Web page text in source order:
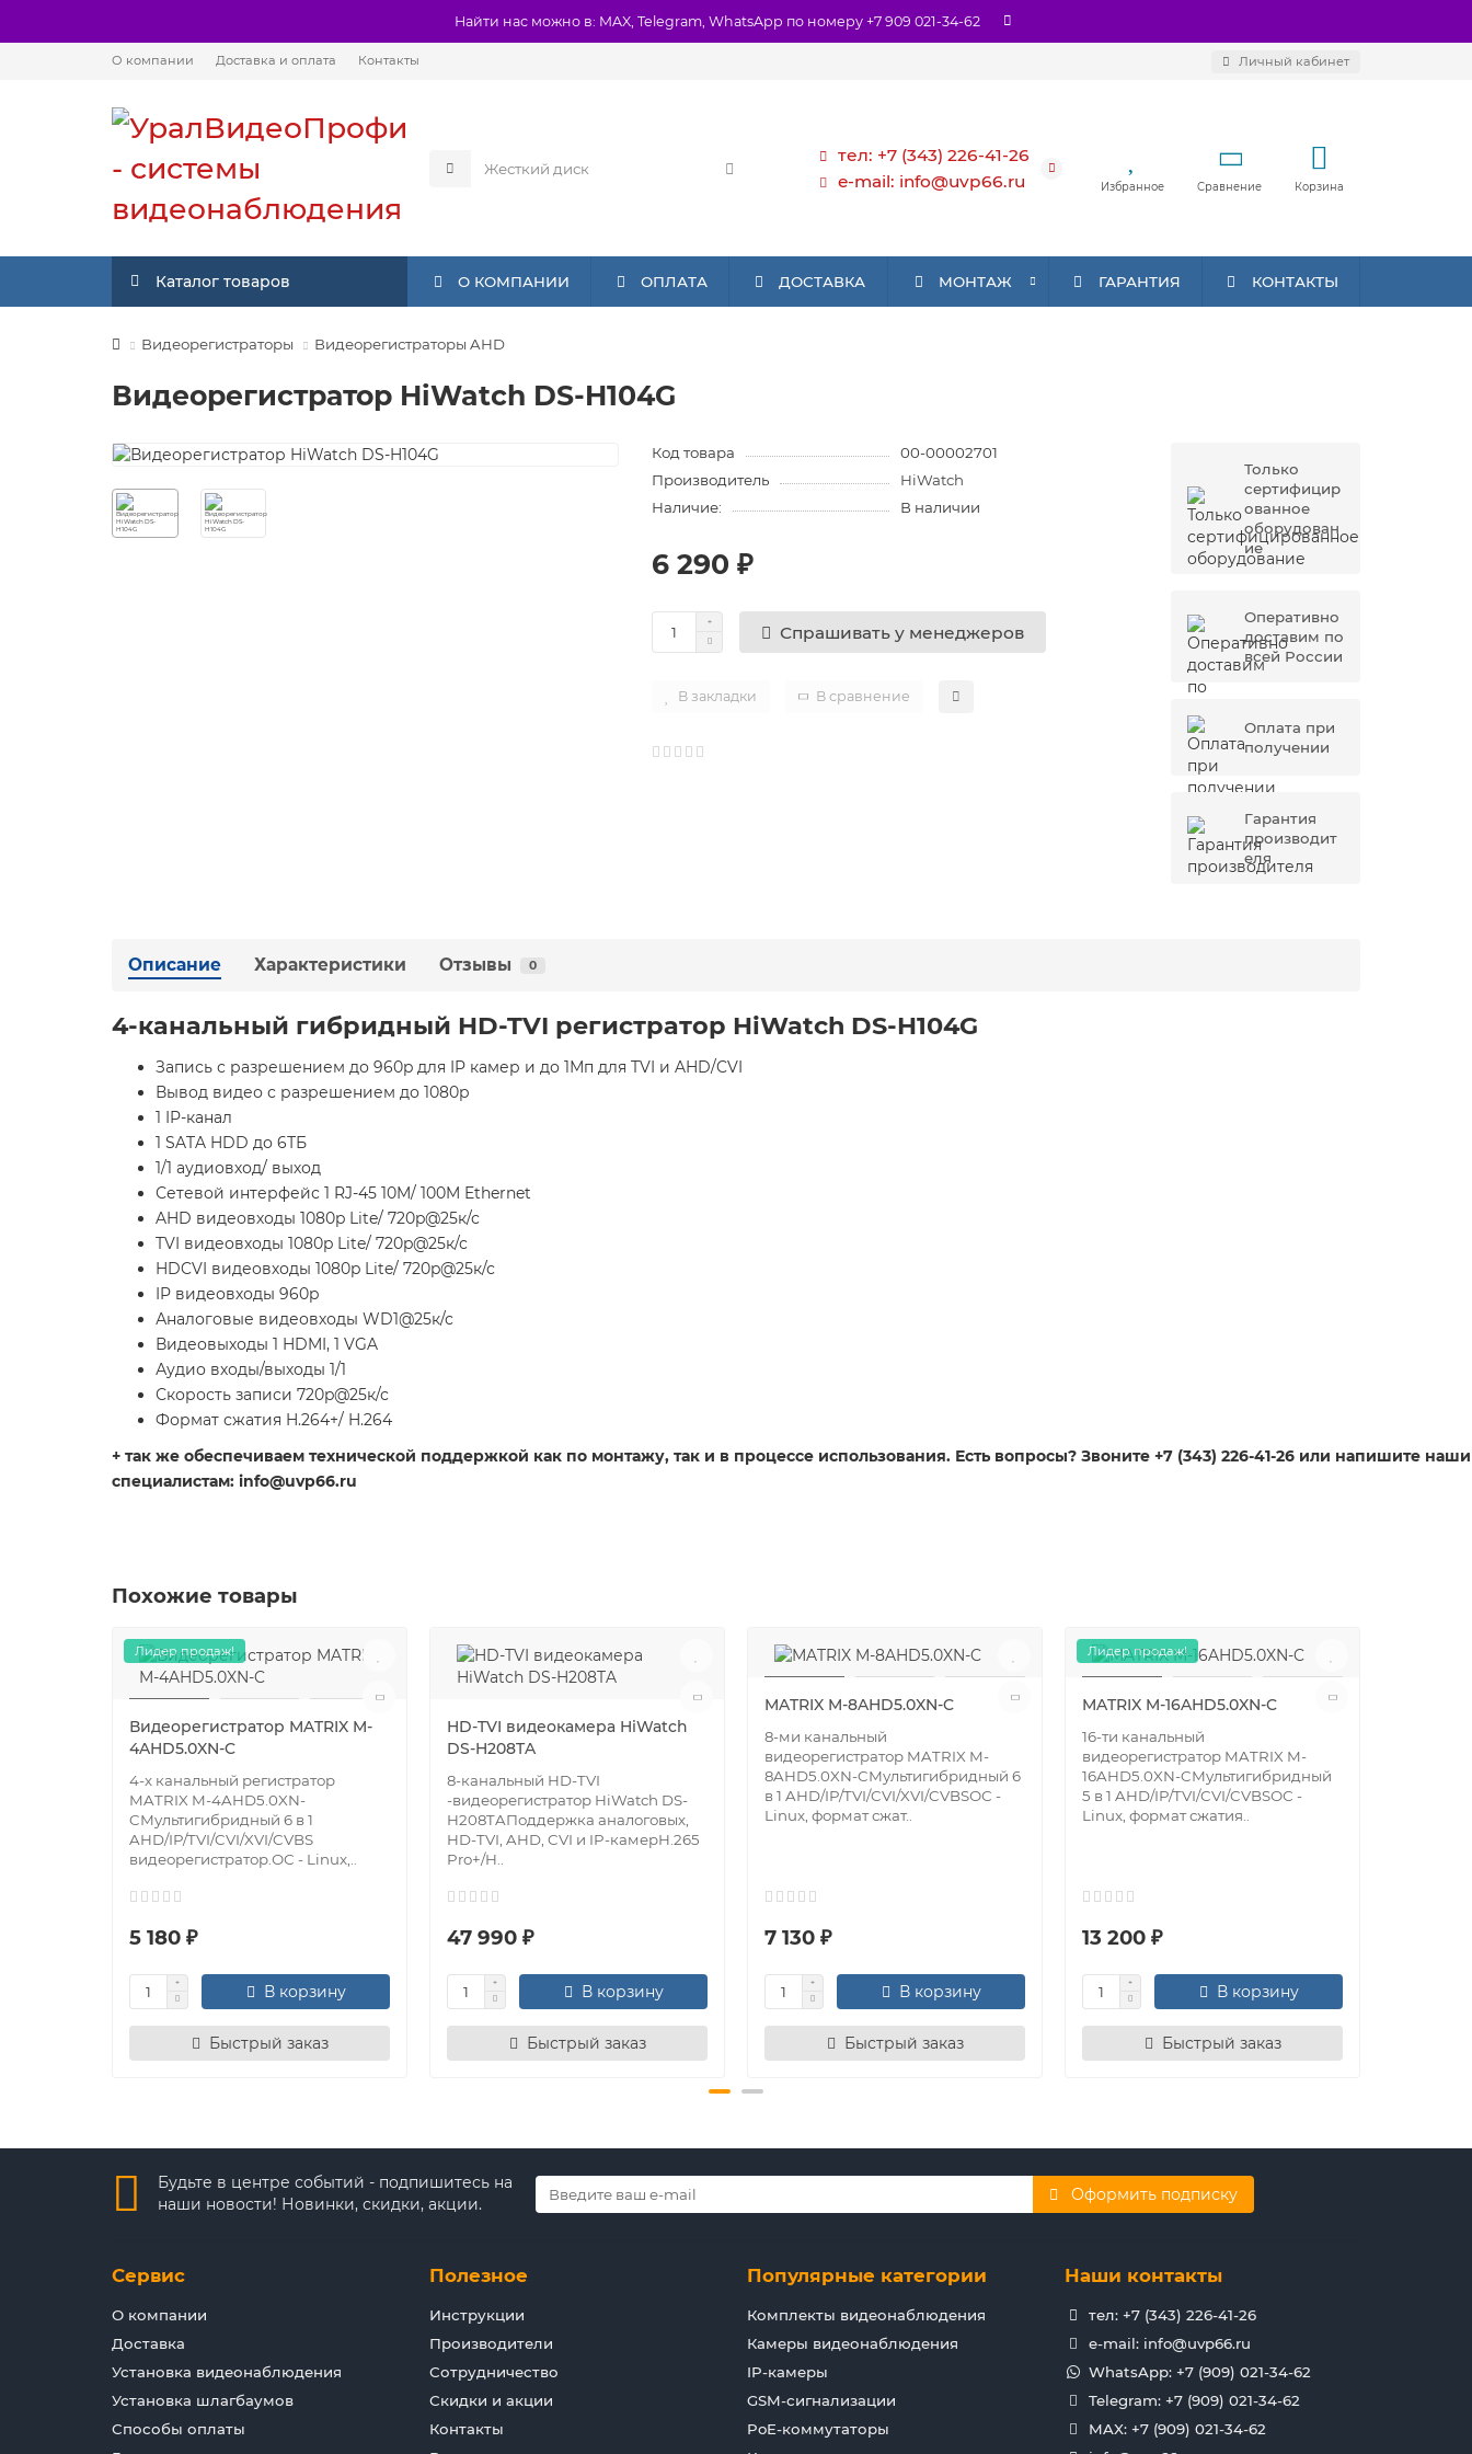
Найти нас можно в: MAX, Telegram, WhatsApp по номеру +7 909 021-34-62
О компании Доставка и оплата Контакты Личный кабинет
тел: +7 (343) 226-41-26
e-mail: info@uvp66.ru
Избранное Сравнение Корзина
Каталог товаров О КОМПАНИИ ОПЛАТА ДОСТАВКА МОНТАЖ ГАРАНТИЯ КОНТАКТЫ
Видеорегистраторы Видеорегистраторы AHD
Видеорегистратор HiWatch DS-H104G
Код товара
00-00002701
Производитель
HiWatch
Наличие:
В наличии
6 290 ₽
Спрашивать у менеджеров
В закладки В сравнение
Только
сертифицир
ованное
оборудован
ие
Оперативно
доставим по
всей России
Оплата при
получении
Гарантия
производит
еля
Описание Характеристики Отзывы 0
4-канальный гибридный HD-TVI регистратор HiWatch DS-H104G
Запись с разрешением до 960p для IP камер и до 1Мп для TVI и AHD/CVI
Вывод видео с разрешением до 1080р
1 IP-канал
1 SATA HDD до 6ТБ
1/1 аудиовход/ выход
Сетевой интерфейс 1 RJ-45 10M/ 100M Ethernet
AHD видеовходы 1080p Lite/ 720p@25к/с
TVI видеовходы 1080p Lite/ 720p@25к/с
HDCVI видеовходы 1080p Lite/ 720p@25к/с
IP видеовходы 960p
Аналоговые видеовходы WD1@25к/с
Видеовыходы 1 HDMI, 1 VGA
Аудио входы/выходы 1/1
Скорость записи 720p@25к/с
Формат сжатия H.264+/ H.264
+ так же обеспечиваем технической поддержкой как по монтажу, так и в процессе использования. Есть вопросы? Звоните +7 (343) 226-41-26 или напишите
специалистам: info@uvp66.ru
Похожие товары
Лидер продаж!
Видеорегистратор MATRIX M-
4AHD5.0XN-C
4-х канальный регистратор
MATRIX M-4AHD5.0XN-
CМультигибридный 6 в 1
AHD/IP/TVI/CVI/XVI/CVBS
видеорегистратор.ОС - Linux,..
5 180 ₽
В корзину
Быстрый заказ
HD-TVI видеокамера HiWatch
DS-H208TA
8-канальный HD-TVI
-видеорегистратор HiWatch DS-
H208TAПоддержка аналоговых,
HD-TVI, AHD, CVI и IP-камерH.265
Pro+/H..
47 990 ₽
В корзину
Быстрый заказ
MATRIX M-8AHD5.0XN-C
8-ми канальный
видеорегистратор MATRIX M-
8AHD5.0XN-CМультигибридный 6
в 1 AHD/IP/TVI/CVI/XVI/CVBSОС -
Linux, формат сжат..
7 130 ₽
В корзину
Быстрый заказ
Лидер продаж!
MATRIX M-16AHD5.0XN-C
16-ти канальный
видеорегистратор MATRIX M-
16AHD5.0XN-CМультигибридный
5 в 1 AHD/IP/TVI/CVI/CVBSОС -
Linux, формат сжатия..
13 200 ₽
В корзину
Быстрый заказ
Будьте в центре событий - подпишитесь на
наши новости! Новинки, скидки, акции.
Оформить подписку
Сервис
О компании
Доставка
Установка видеонаблюдения
Установка шлагбаумов
Способы оплаты
Полезное
Инструкции
Производители
Сотрудничество
Скидки и акции
Контакты
Популярные категории
Комплекты видеонаблюдения
Камеры видеонаблюдения
IP-камеры
GSM-сигнализации
PoE-коммутаторы
Наши контакты
тел: +7 (343) 226-41-26
e-mail: info@uvp66.ru
WhatsApp: +7 (909) 021-34-62
Telegram: +7 (909) 021-34-62
MAX: +7 (909) 021-34-62